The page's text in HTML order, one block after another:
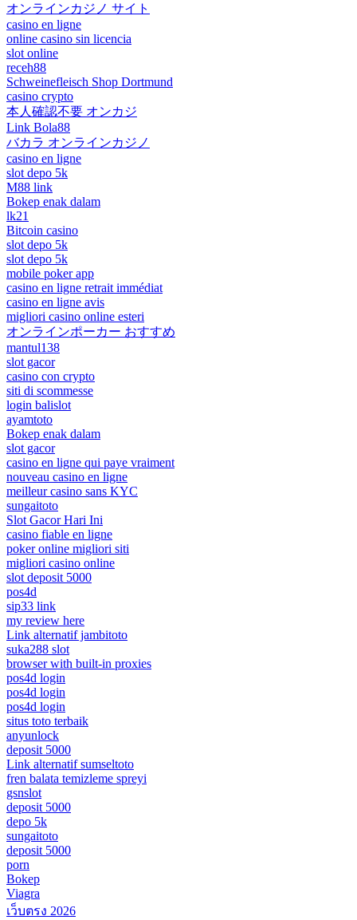
オンラインカジノ サイト
casino en ligne
online casino sin licencia
slot online
receh88
Schweinefleisch Shop Dortmund
casino crypto
本人確認不要 オンカジ
Link Bola88
バカラ オンラインカジノ
casino en ligne
slot depo 5k
M88 link
Bokep enak dalam
lk21
Bitcoin casino
slot depo 5k
slot depo 5k
mobile poker app
casino en ligne retrait immédiat
casino en ligne avis
migliori casino online esteri
オンラインポーカー おすすめ
mantul138
slot gacor
casino con crypto
siti di scommesse
login balislot
ayamtoto
Bokep enak dalam
slot gacor
casino en ligne qui paye vraiment
nouveau casino en ligne
meilleur casino sans KYC
sungaitoto
Slot Gacor Hari Ini
casino fiable en ligne
poker online migliori siti
migliori casino online
slot deposit 5000
pos4d
sip33 link
my review here
Link alternatif jambitoto
suka288 slot
browser with built-in proxies
pos4d login
pos4d login
pos4d login
situs toto terbaik
anyunlock
deposit 5000
Link alternatif sumseltoto
fren balata temizleme spreyi
gsnslot
deposit 5000
depo 5k
sungaitoto
deposit 5000
porn
Bokep
Viagra
เว็บตรง 2026